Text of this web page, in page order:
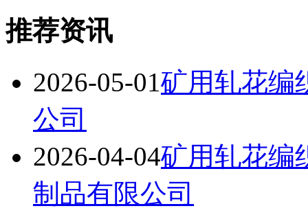
推荐资讯
2026-05-01矿用轧花编
公司
2026-04-04矿用轧花
制品有限公司